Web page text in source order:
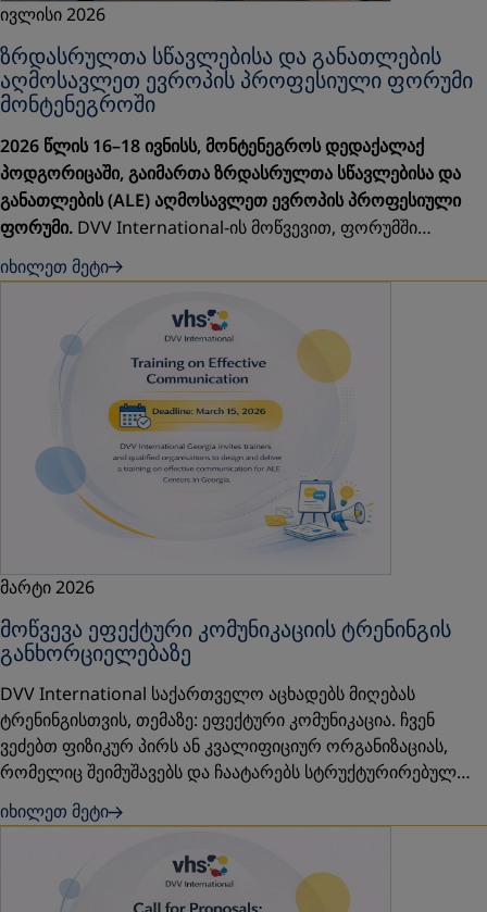
ივლისი 2026
ზრდასრულთა სწავლებისა და განათლების
აღმოსავლეთ ევროპის პროფესიული ფორუმი
მონტენეგროში
2026 წლის 16–18 ივნისს, მონტენეგროს დედაქალაქ
პოდგორიცაში, გაიმართა ზრდასრულთა სწავლებისა და
განათლების (ALE) აღმოსავლეთ ევროპის პროფესიული
ფორუმი. DVV International-ის მოწვევით, ფორუმში…
იხილეთ მეტი
მარტი 2026
მოწვევა ეფექტური კომუნიკაციის ტრენინგის
განხორციელებაზე
DVV International საქართველო აცხადებს მიღებას
ტრენინგისთვის, თემაზე: ეფექტური კომუნიკაცია. ჩვენ
ვეძებთ ფიზიკურ პირს ან კვალიფიციურ ორგანიზაციას,
რომელიც შეიმუშავებს და ჩაატარებს სტრუქტურირებულ…
იხილეთ მეტი